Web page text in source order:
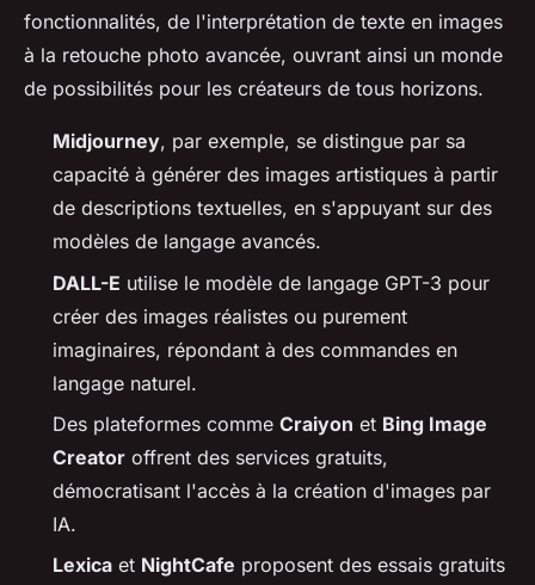
fonctionnalités, de l'interprétation de texte en images
à la retouche photo avancée, ouvrant ainsi un monde
de possibilités pour les créateurs de tous horizons.
Midjourney, par exemple, se distingue par sa
capacité à générer des images artistiques à partir
de descriptions textuelles, en s'appuyant sur des
modèles de langage avancés.
DALL-E utilise le modèle de langage GPT-3 pour
créer des images réalistes ou purement
imaginaires, répondant à des commandes en
langage naturel.
Des plateformes comme Craiyon et Bing Image
Creator offrent des services gratuits,
démocratisant l'accès à la création d'images par
IA.
Lexica et NightCafe proposent des essais gratuits